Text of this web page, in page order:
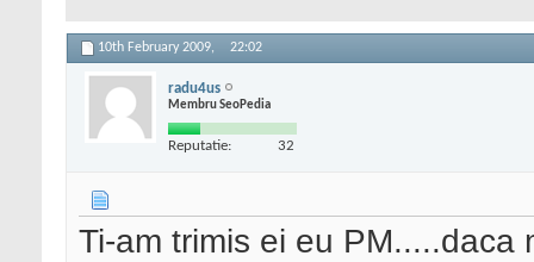
10th February 2009, 22:02
radu4us
Membru SeoPedia
Reputatie: 32
Ti-am trimis ei eu PM.....daca